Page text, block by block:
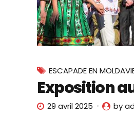
ESCAPADE EN
Exposition
29 avril 2025 by